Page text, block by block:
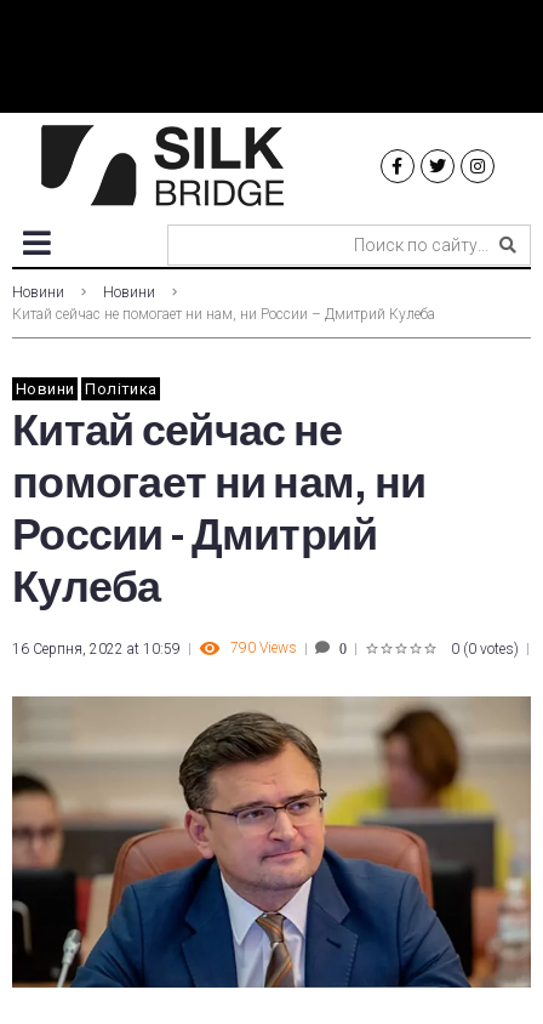
Новини
Новини
Китай сейчас не помогает ни нам, ни России – Дмитрий Кулеба
Новини Політика
Китай сейчас не
помогает ни нам, ни
России - Дмитрий
Кулеба
16 Серпня, 2022 at 10:59 790 Views 0 0 (0 votes)